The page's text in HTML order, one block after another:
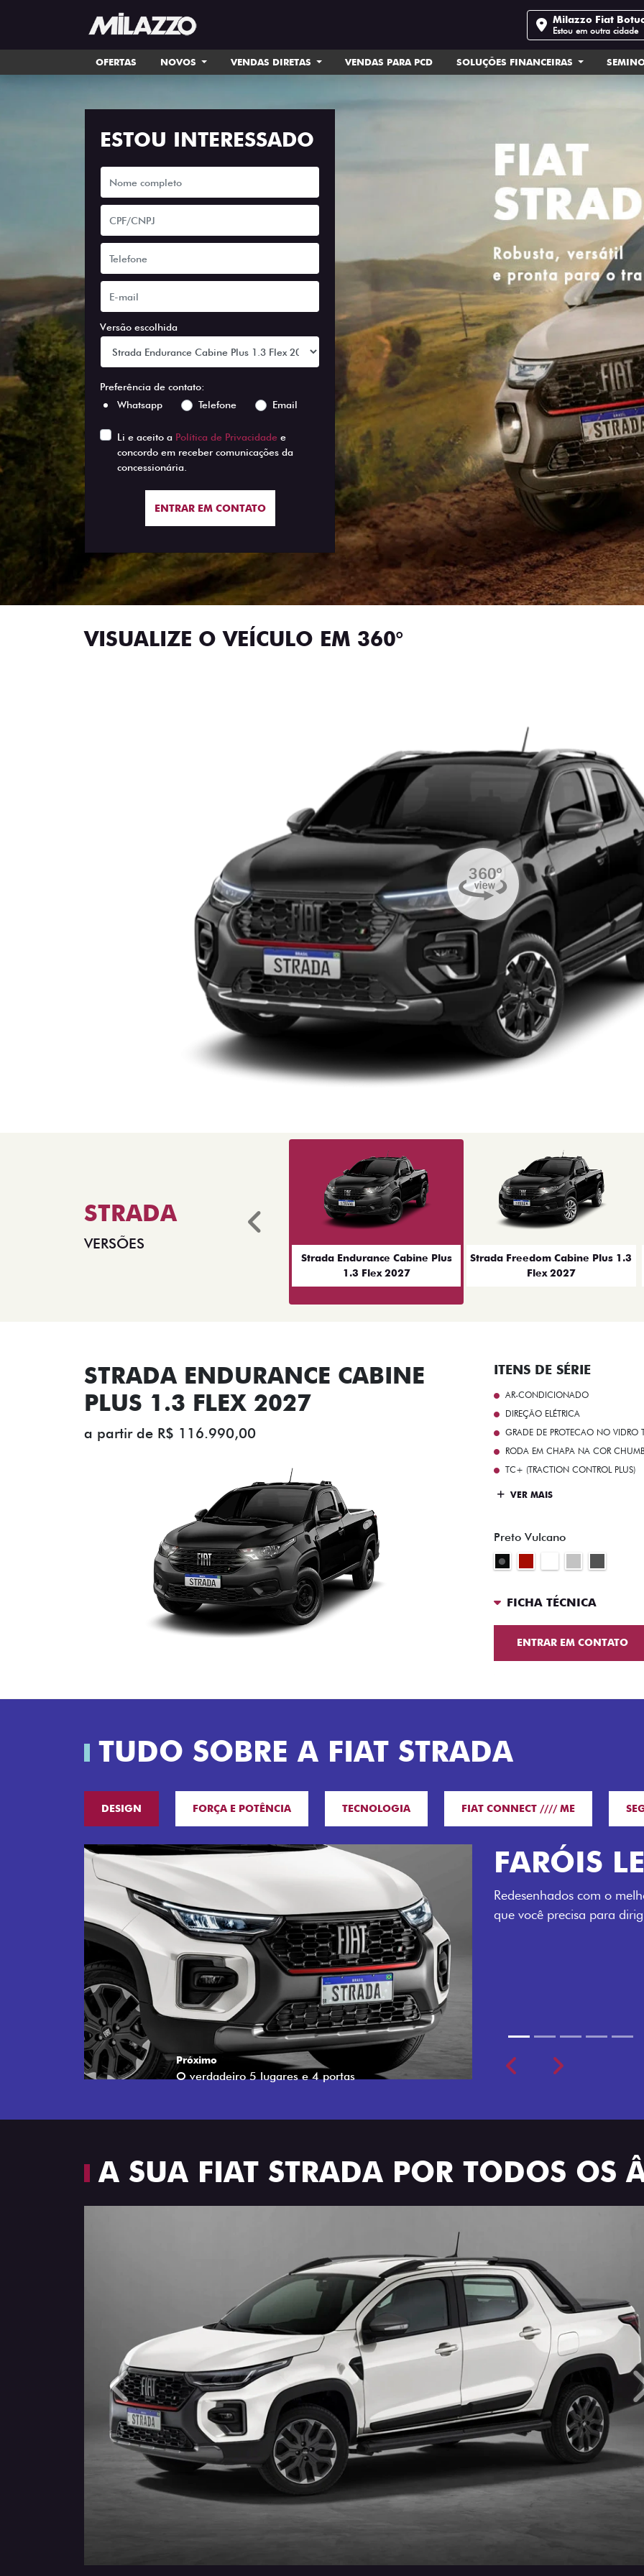
Milazzo Fiat
Estou em outra cidade
OFERTAS NOVOS VENDAS DIRETAS VENDAS PARA PCD SOLUÇÕES FINANCEIRAS
ESTOU INTERESSADO
Versão escolhida
Preferência de contato:
Whatsapp
Telefone Email
Li e aceito a Política de Privacidade e
concordo em receber comunicações da
concessionária.
ENTRAR EM CONTATO
VISUALIZE O VEÍCULO EM 360°
STRADA
VERSÕES
Strada Endurance Cabine Plus
1.3 Flex 2027
Strada Freedom Cabine Plus 1.3
Flex 2027
Anterior
STRADA ENDURANCE CABINE
PLUS 1.3 FLEX 2027
a partir de R$ 116.990,00
ITENS DE SÉRIE
AR-CONDICIONADO
DIREÇÃO ELÉTRICA
GRADE DE PROTECAO NO VIDRO
RODA EM CHAPA NA COR
TC+ (TRACTION CONTROL PLUS)
VER MAIS
Preto Vulcano
FICHA TÉCNICA
ENTRAR EM CONTATO
TUDO SOBRE A FIAT STRADA
DESIGN FORÇA E POTÊNCIA TECNOLOGIA FIAT CONNECT //// ME
O
LUGARES
Próximo
Espaço e conforto
PreviousNext
A SUA FIAT STRADA POR TODOS OS
Anterior